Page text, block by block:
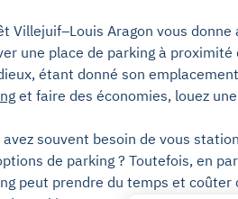
Villejuif–Louis Aragon vous
une place de parking à proximité
étant donné son
et faire des économies, louez
avez souvent besoin de vous
de parking ? Toutefois, en
peut prendre du temps et